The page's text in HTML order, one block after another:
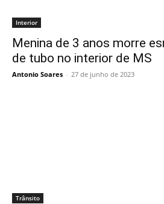
Interior
Menina de 3 anos morre
de tubo no interior de MS
Antonio Soares - 27 de junho de 2023
Trânsito